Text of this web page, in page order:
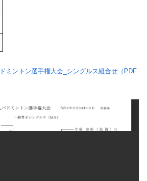
ミントン選手権大会_シングルス組合せ（PDF